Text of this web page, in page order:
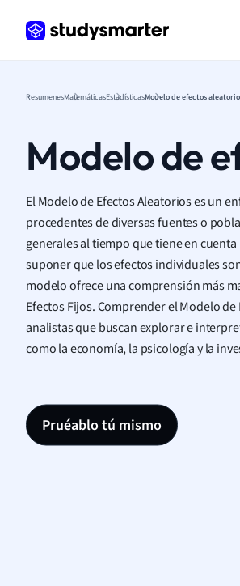
ResumenesMatemáticasEstadísticasModelo de efectos
Modelo de
El Modelo de Efectos Aleatorios es un
procedentes de diversas fuentes o
generales al tiempo que tiene en
suponer que los efectos individuales
modelo ofrece una comprensión más
Efectos Fijos. Comprender el Modelo
analistas que buscan explorar e
como la economía, la psicología y la
Pruéablo tú mismo